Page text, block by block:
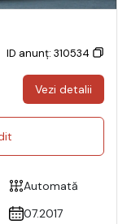
ID anunț: 310534
Vezi detalii
Automată
07.2017